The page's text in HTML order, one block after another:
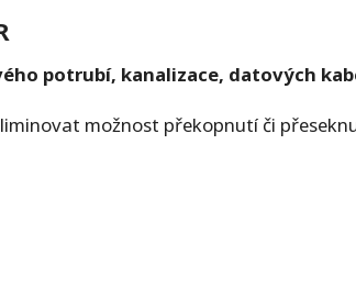
potrubí, kanalizace, datových
možnost překopnutí či